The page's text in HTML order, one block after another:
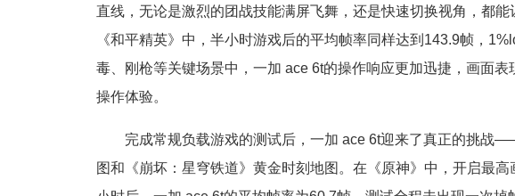
直线，无论是激烈的团战技能满屏飞舞，还是快速切换视角，都
《和平精英》中，半小时游戏后的平均帧率同样达到143.9帧，
毒、刚枪等关键场景中，一加 ace 6t的操作响应更加迅捷，画面
操作体验。
完成常规负载游戏的测试后，一加 ace 6t迎来了真正的挑战
图和《崩坏：星穹铁道》黄金时刻地图。在《原神》中，开启最